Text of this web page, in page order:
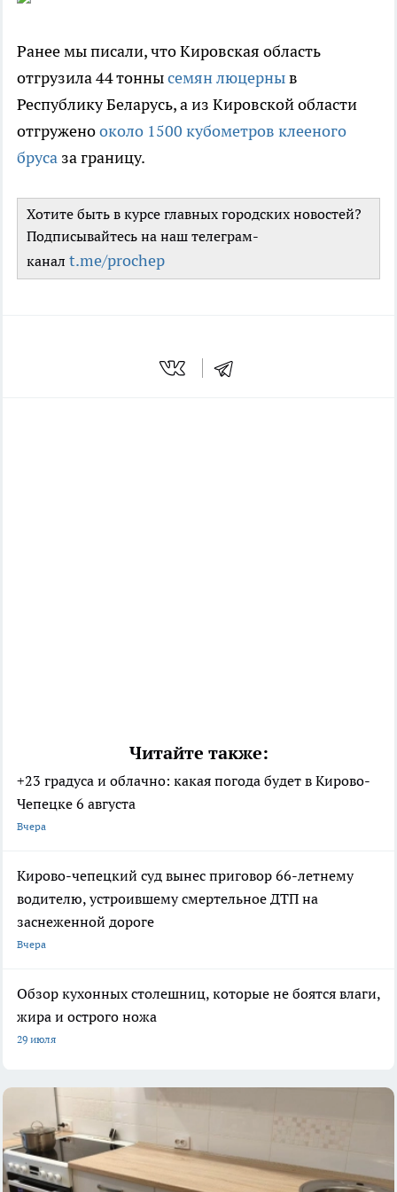
Ранее мы писали, что Кировская область
отгрузила 44 тоннысемян люцерныв
Республику Беларусь, а из Кировской области
отгруженооколо 1500 кубометров клееного
бруса за границу.
Хотите быть в курсе главных городских новостей?
Подписывайтесь на наш телеграм-
канал t.me/prochep
Читайте также:
+23 градуса и облачно: какая погода будет в Кирово-
Чепецке 6 августа
Вчера
Кирово-чепецкий суд вынес приговор 66-летнему
водителю, устроившему смертельное ДТП на
заснеженной дороге
Вчера
Обзор кухонных столешниц, которые не боятся влаги,
жира и острого ножа
29 июля